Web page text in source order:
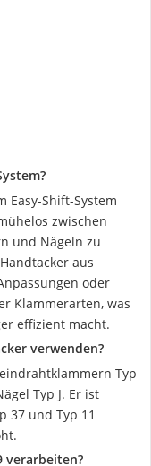
Easy-Shift-System
zwischen
und Nägeln zu
aus
oder
Klammerarten, was
effizient macht.
verwenden?
Typ
Typ J. Er ist
37 und Typ 11
verarbeiten?